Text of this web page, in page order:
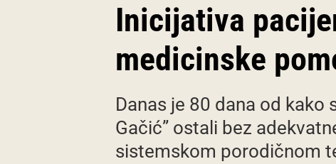
Inicijativa
medicinske
Danas je 80 dana od kako
Gačić” ostali bez
sistemskom porodičnom